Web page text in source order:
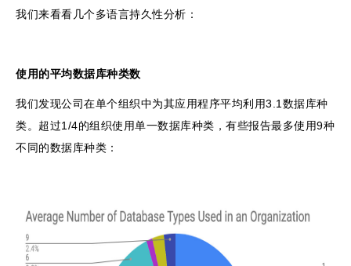
我们来看看几个多语言持久性分析：
使用的平均数据库种类数
我们发现公司在单个组织中为其应用程序平均利用3.1数据库种
类。超过1/4的组织使用单一数据库种类，有些报告最多使用9种
不同的数据库种类：